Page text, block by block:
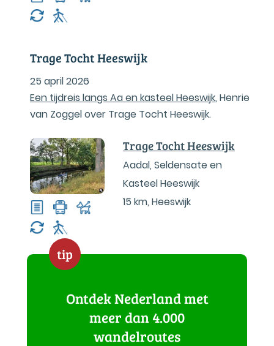
Trage Tocht Heeswijk
25 april 2026
Een tijdreis langs Aa en kasteel Heeswijk, Henrie
van Zoggel over Trage Tocht Heeswijk.
Trage Tocht Heeswijk
Aadal, Seldensate en
Kasteel Heeswijk
15 km, Heeswijk
tip
Ontdek Nederland met
meer dan 4.000
wandelroutes